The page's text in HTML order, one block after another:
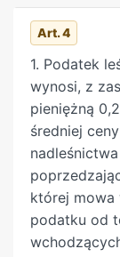
grunt w
pkt 1,
eksploatacji
3) zajętych
służących
naftowej,
transportu
naftowej,
przepisach
Państwa,
na
odpowiednio
Krajowego
Rolnictwa i
3. Jeżeli las
w zakresie
samoistnym.
4. Jeżeli las
w
Art. 4
1. Podatek
wynosi, z
pieniężną
średniej
której mowa
podatku od